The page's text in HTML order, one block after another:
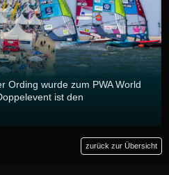
Ording wurde zum PWA World
ist den
zurück zur Übersicht